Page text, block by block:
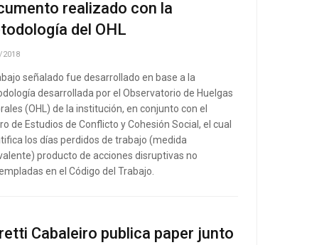
realizado con la
del OHL
2018
señalado fue desarrollado en base a la
desarrollada por el Observatorio de Huelgas
(OHL) de la institución, en conjunto con el
de Estudios de Conflicto y Cohesión Social, el cual
los días perdidos de trabajo (medida
producto de acciones disruptivas no
en el Código del Trabajo.
Cabaleiro publica paper junto